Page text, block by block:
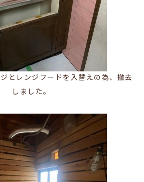
とレンジフードを入替えの為、撤去
しました。